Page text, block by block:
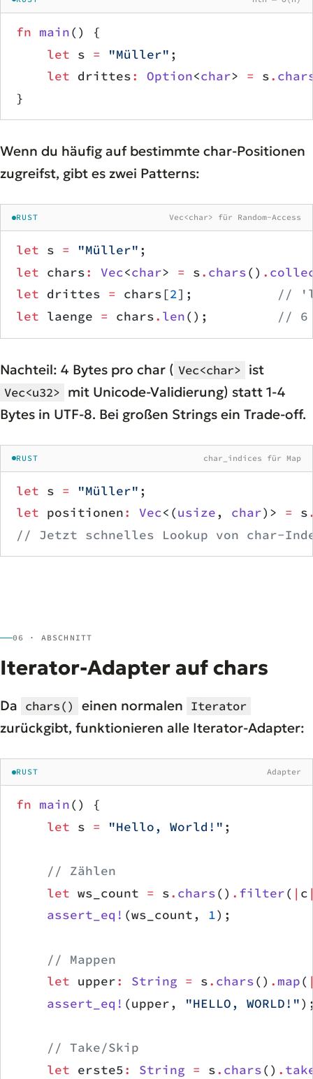
fn main() {
    let
s = "Müller" ;
    let
drittes: Option<char> = s.
}
Wenn du häufig auf bestimmte char-Positionen
zugreifst, gibt es zwei Patterns:
RUST Vec<char> für Random-Access
let s = "Müller" ;
let chars: Vec<char> = s. chars() .
let drittes = chars[2]; //
let laenge = chars. len(); // 6
Nachteil: 4 Bytes pro char ( Vec<char> ist
Vec<u32> mit Unicode-Validierung) statt 1-4
Bytes in UTF-8. Bei großen Strings ein Trade-off.
RUST char_indices für Map
let s = "Müller" ;
let positionen: Vec<(usize, char)> = s
// Jetzt schnelles Lookup von char-
06 · ABSCHNITT
Iterator-Adapter auf chars
Da chars() einen normalen Iterator
zurückgibt, funktionieren alle Iterator-Adapter:
RUST Adapter
fn main() {
    let
s = "Hello, World!" ;
    // Zählen
    let
ws_count = s. chars() . filter( | c
    assert_eq!
(ws_count, 1);
    // Mappen
    let
upper: String = s. chars() . map(
    assert_eq!
(upper, "HELLO, WORLD!"
    // Take/Skip
    let
erste5: String = s. chars() .